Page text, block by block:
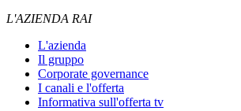
L'AZIENDA RAI
L'azienda
Il gruppo
Corporate governance
I canali e l'offerta
Informativa sull'offerta tv